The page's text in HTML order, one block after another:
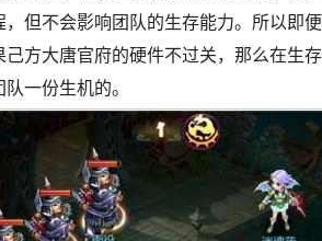
但不会影响团队的生存能力。所以即
方大唐官府的硬件不过关，那么在生
一份生机的。